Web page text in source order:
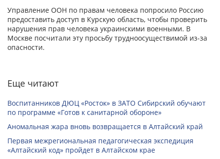
Управление ООН по правам человека попросило Россию
предоставить доступ в Курскую область, чтобы проверить
нарушения прав человека украинскими военными. В
Москве посчитали эту просьбу трудноосуществимой из-за
опасности.
Еще читают
Воспитанников ДЮЦ «Росток» в ЗАТО Сибирский обучают
по программе «Готов к санитарной обороне»
Аномальная жара вновь возвращается в Алтайский край
Первая межрегиональная педагогическая экспедиция
«Алтайский код» пройдет в Алтайском крае